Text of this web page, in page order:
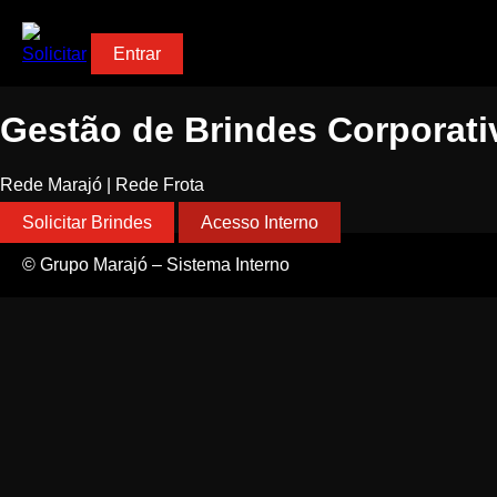
Solicitar Entrar
Gestão de Brindes
Rede Marajó | Rede Frota
Solicitar Brindes
Acesso Interno
© Grupo Marajó – Sistema Interno